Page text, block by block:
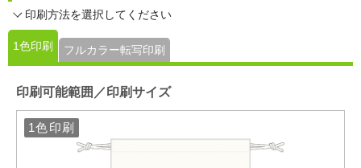
印刷方法を選択してください
1色印刷 フルカラー転写印刷
印刷可能範囲／印刷サイズ
1色印刷
1色印刷